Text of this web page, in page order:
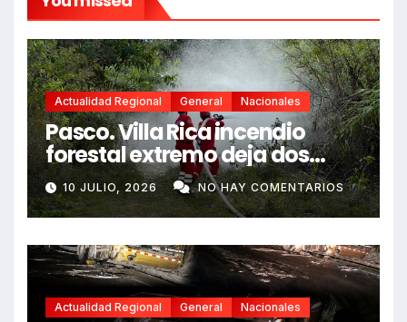
Actualidad Regional General Nacionales
Pasco. Villa Rica incendio
forestal extremo deja dos
fallecidos y heridos
10 JULIO, 2026 NO HAY COMENTARIOS
Actualidad Regional General Nacionales